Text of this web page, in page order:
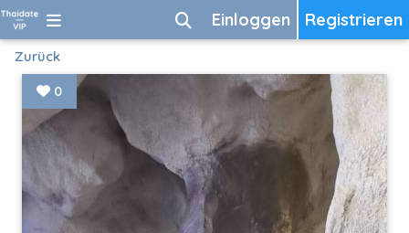
Registrieren
Einloggen
Zurück
0